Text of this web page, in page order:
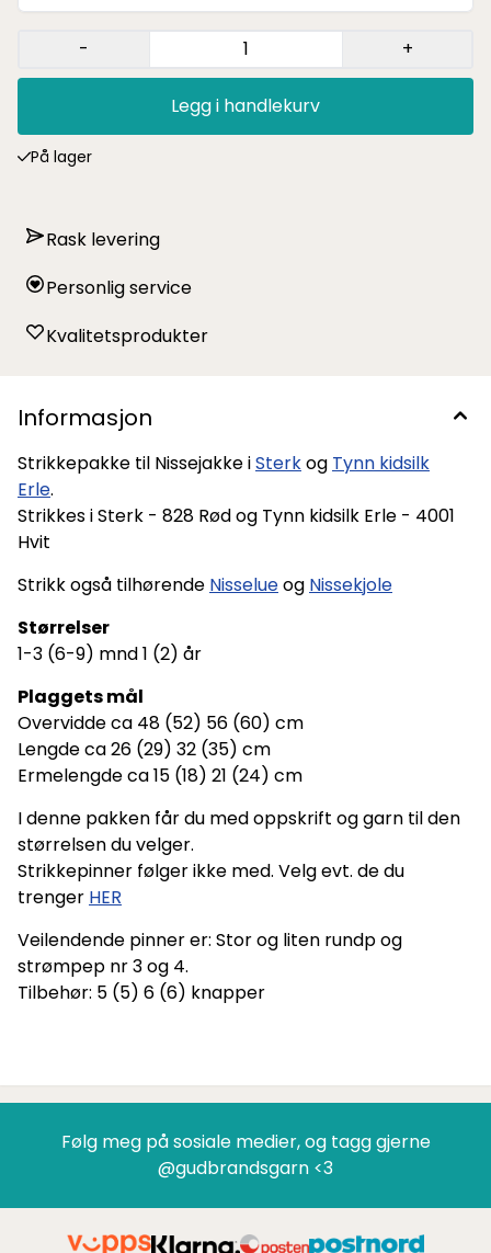
- +
Legg i handlekurv
På lager
Rask levering
Personlig service
Kvalitetsprodukter
Informasjon
Strikkepakke til Nissejakke iSterkog Tynn kidsilk
Erle.
Strikkes i Sterk - 828 Rød og Tynn kidsilk Erle - 4001
Hvit
Strikk også tilhørende Nisselueog Nissekjole
Størrelser
1-3 (6-9) mnd 1 (2) år
Plaggets mål
Overvidde ca 48 (52) 56 (60) cm
Lengde ca 26 (29) 32 (35) cm
Ermelengde ca 15 (18) 21 (24) cm
I denne pakken får du med oppskrift og garn til den
størrelsen du velger.
Strikkepinner følger ikke med. Velg evt. de du
trenger HER
Veilendende pinner er: Stor og liten rundp og
strømpep nr 3 og 4.
Tilbehør: 5 (5) 6 (6) knapper
Følg meg på sosiale medier, og tagg gjerne
@gudbrandsgarn <3